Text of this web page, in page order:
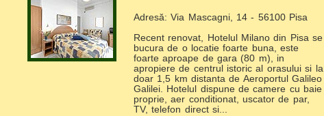
Adresă: Via Mascagni, 14 - 56100 Pisa
Recent renovat, Hotelul Milano din Pisa se
bucura de o locatie foarte buna, este
foarte aproape de gara (80 m), in
apropiere de centrul istoric al orasului si la
doar 1,5 km distanta de Aeroportul Galileo
Galilei. Hotelul dispune de camere cu baie
proprie, aer conditionat, uscator de par,
TV, telefon direct si...